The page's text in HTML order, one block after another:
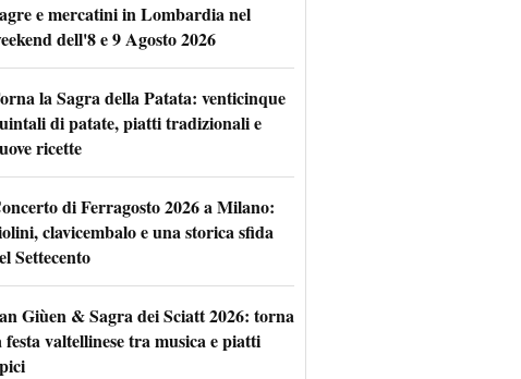
e mercatini in Lombardia nel
dell'8 e 9 Agosto 2026
la Sagra della Patata: venticinque
di patate, piatti tradizionali e
ricette
di Ferragosto 2026 a Milano:
clavicembalo e una storica sfida
Settecento
Giùen & Sagra dei Sciatt 2026: torna
festa valtellinese tra musica e piatti